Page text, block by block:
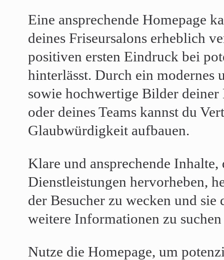
Eine ansprechende Homepage
deines Friseursalons erheblich
positiven ersten Eindruck bei
hinterlässt. Durch ein modernes
sowie hochwertige Bilder
oder deines Teams kannst du
Glaubwürdigkeit aufbauen.
Klare und ansprechende
Dienstleistungen hervorheben,
der Besucher zu wecken und sie
weitere Informationen zu
Nutze die Homepage, um